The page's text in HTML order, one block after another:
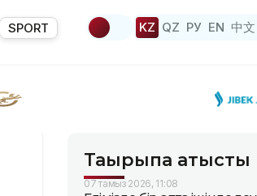
SPORT KZ QZ РУ EN 中文
Тақырыпқа қатысты
07 тамыз 2026, 11:08